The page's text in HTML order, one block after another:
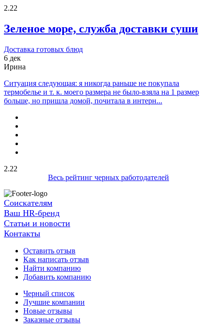
2.22
Зеленое море, служба доставки суши
Доставка готовых блюд
6 дек
Ирина
Ситуация следующая: я никогда раньше не покупала
термобелье и т. к. моего размера не было-взяла на 1 размер
больше, но пришла домой, почитала в интерн...
2.22
Весь рейтинг черных работодателей
Соискателям
Ваш HR-бренд
Статьи и новости
Контакты
Оставить отзыв
Как написать отзыв
Найти компанию
Добавить компанию
Черный список
Лучшие компании
Новые отзывы
Заказные отзывы